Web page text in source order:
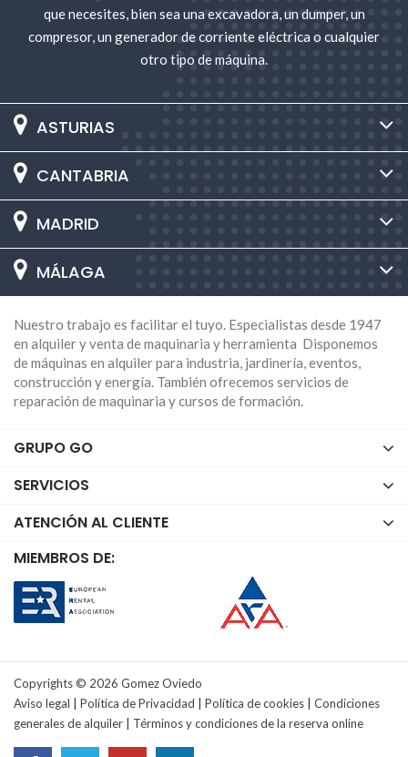
que necesites, bien sea una excavadora, un dumper, un
compresor, un generador de corriente eléctrica o cualquier
otro tipo de máquina.
ASTURIAS
CANTABRIA
MADRID
MÁLAGA
Nuestro trabajo es facilitar el tuyo. Especialistas desde 1947
en alquiler y venta de maquinaria y herramienta Disponemos
de máquinas en alquiler para industria, jardinería, eventos,
construcción y energía. También ofrecemos servicios de
reparación de maquinaria y cursos de formación.
GRUPO GO
SERVICIOS
ATENCIÓN AL CLIENTE
MIEMBROS DE:
Copyrights © 2026 Gomez Oviedo
Aviso legal | Política de Privacidad | Política de cookies | Condiciones
generales de alquiler | Términos y condiciones de la reserva online